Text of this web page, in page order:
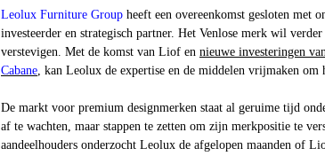
Leolux Furniture Group heeft een overeenkomst gesloten met
investeerder en strategisch partner. Het Venlose merk wil
verstevigen. Met de komst van Liof en nieuwe investeringen
Cabane, kan Leolux de expertise en de middelen vrijmaken om
De markt voor premium designmerken staat al geruime tijd
af te wachten, maar stappen te zetten om zijn merkpositie te
aandeelhouders onderzocht Leolux de afgelopen maanden of